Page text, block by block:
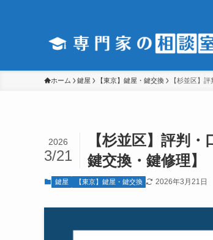
ホーム 鍵屋 【東京】鍵屋・鍵交換 【杉並区】
【杉並区】評判
鍵交換・鍵修理】
2026
3/21
鍵屋 【東京】鍵屋・鍵交換 2026年3月21日